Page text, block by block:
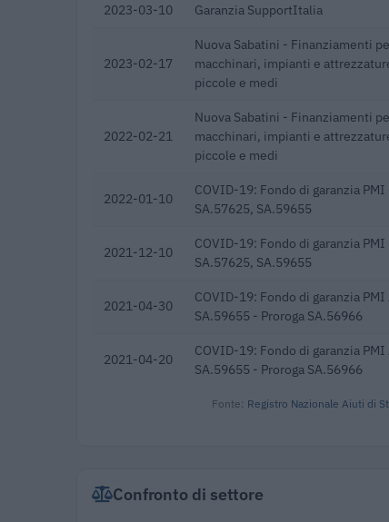
2023-03-10 Garanzia SupportItalia
2023-02-17
Nuova Sabatini - Finanziamenti
macchinari, impianti e
piccole e medi
2022-02-21
Nuova Sabatini - Finanziamenti
macchinari, impianti e
piccole e medi
2022-01-10
COVID-19: Fondo di garanzia
SA.57625, SA.59655
2021-12-10
COVID-19: Fondo di garanzia
SA.57625, SA.59655
2021-04-30
COVID-19: Fondo di garanzia
SA.59655 - Proroga SA.56966
2021-04-20
COVID-19: Fondo di garanzia
SA.59655 - Proroga SA.56966
Fonte: Registro Nazionale Aiuti di
Confronto di settore